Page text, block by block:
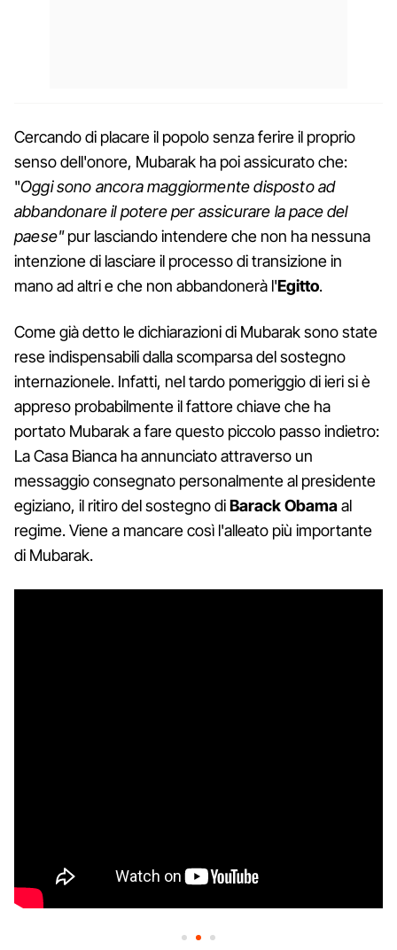
Cercando di placare il popolo senza ferire il proprio
senso dell'onore, Mubarak ha poi assicurato che:
"Oggi sono ancora maggiormente disposto ad
abbandonare il potere per assicurare la pace del
paese"pur lasciando intendere che non ha nessuna
intenzione di lasciare il processo di transizione in
mano ad altri e che non abbandonerà l'Egitto.
Come già detto le dichiarazioni di Mubarak sono state
rese indispensabili dalla scomparsa del sostegno
internazionele. Infatti, nel tardo pomeriggio di ieri si è
appreso probabilmente il fattore chiave che ha
portato Mubarak a fare questo piccolo passo indietro:
La Casa Bianca ha annunciato attraverso un
messaggio consegnato personalmente al presidente
egiziano, il ritiro del sostegno diBarack Obamaal
regime. Viene a mancare così l'alleato più importante
di Mubarak.